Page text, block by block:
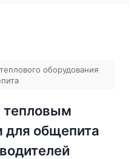
оборудования
тепловым
для общепита